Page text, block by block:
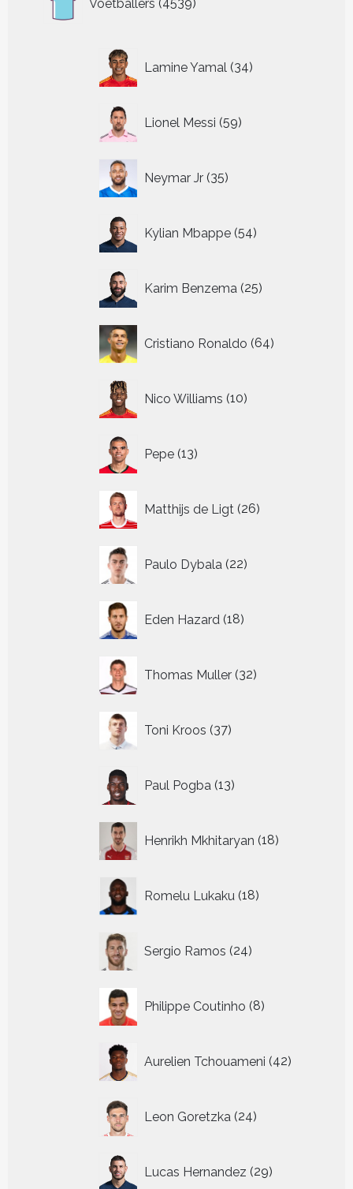
Voetballers 4539
producten
Lamine Yamal 34
producten
Lionel Messi 59
producten
Neymar Jr 35
producten
Kylian Mbappe 54
producten
Karim Benzema 25
producten
Cristiano Ronaldo 64
producten
Nico Williams 10
producten
Pepe 13
producten
Matthijs de Ligt 26
producten
Paulo Dybala 22
producten
Eden Hazard 18
producten
Thomas Muller 32
producten
Toni Kroos 37
producten
Paul Pogba 13
producten
Henrikh Mkhitaryan 18
producten
Romelu Lukaku 18
producten
Sergio Ramos 24
producten
Philippe Coutinho 8
producten
Aurelien Tchouameni 42
producten
Leon Goretzka 24
producten
Lucas Hernandez 29
producten